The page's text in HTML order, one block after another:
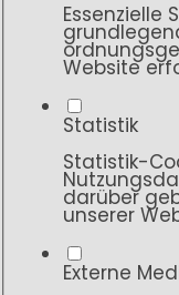
Essenzielle
Website
Statistik
Statistik-
darüber
unserer
Externe